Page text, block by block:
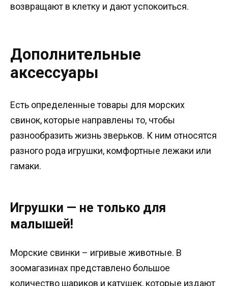
возвращают в клетку и дают успокоиться.
Дополнительные
аксессуары
Есть определенные товары для морских
свинок, которые направлены то, чтобы
разнообразить жизнь зверьков. К ним относятся
разного рода игрушки, комфортные лежаки или
гамаки.
Игрушки — не только для
малышей!
Морские свинки – игривые животные. В
зоомагазинах представлено большое
количество шариков и катушек, которые издают